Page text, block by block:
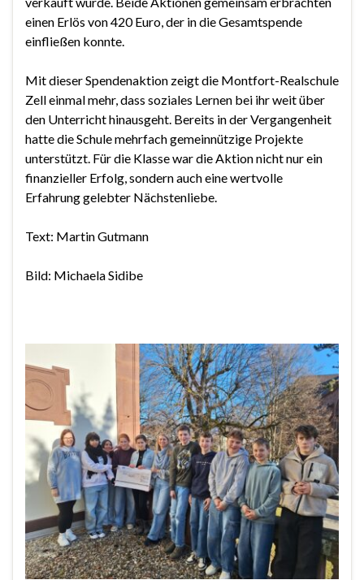
einen Erlös von 420 Euro, der in die Gesamtspende
einfließen konnte.
Mit dieser Spendenaktion zeigt die Montfort-Realschule
Zell einmal mehr, dass soziales Lernen bei ihr weit über
den Unterricht hinausgeht. Bereits in der Vergangenheit
hatte die Schule mehrfach gemeinnützige Projekte
unterstützt. Für die Klasse war die Aktion nicht nur ein
finanzieller Erfolg, sondern auch eine wertvolle
Erfahrung gelebter Nächstenliebe.
Text: Martin Gutmann
Bild: Michaela Sidibe